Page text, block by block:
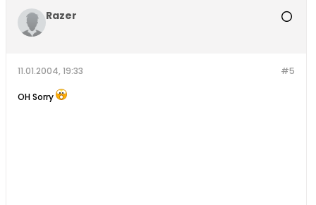
Razer
#5
11.01.2004, 19:33
OH Sorry